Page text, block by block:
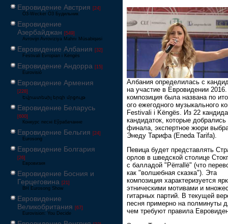
Евровидение Австрия [24]
Ö3-Wecker Ö3 Будильник
Евровидение
Азербайджан [549]
Avrovijn Avroviziya Mahnı Müsabiqəsi
Евровидение Албания [32]
Festivali Evropian i Këngës
Евровидение Андорра [15]
Eurovisió
Евровидение Армения
[228]
Եվրատեսիլ երգի մրցույթ
Евровидение Беларусь
[600]
Конкурс песні Еўрабачанне
Евровидение Бельгия [24]
Eurosong
Евровидение Болгария
[26]
Евровизия
Евровидение Босния и
Герцеговина [21]
BH Eurosong Show
Евровидение
Великобритания [67]
Eurovision: You Decide
Албания определилась с
на участие в Евровидении
композиция была названа по
ого ежегодного музыкального
Festivali i Këngës. Из 22
кандидаток, которые добрались
финала, экспертное жюри
Энеду Тарифа (Eneda Tarifa).
Певица будет представлять
орлов в шведской столице
с балладой "Përrallë" (что
как "волшебная сказка"). Эта
композиция характеризуется
этническими мотивами и
гитарных партий. В текущей
песня примерно на полминуты
чем требуют правила